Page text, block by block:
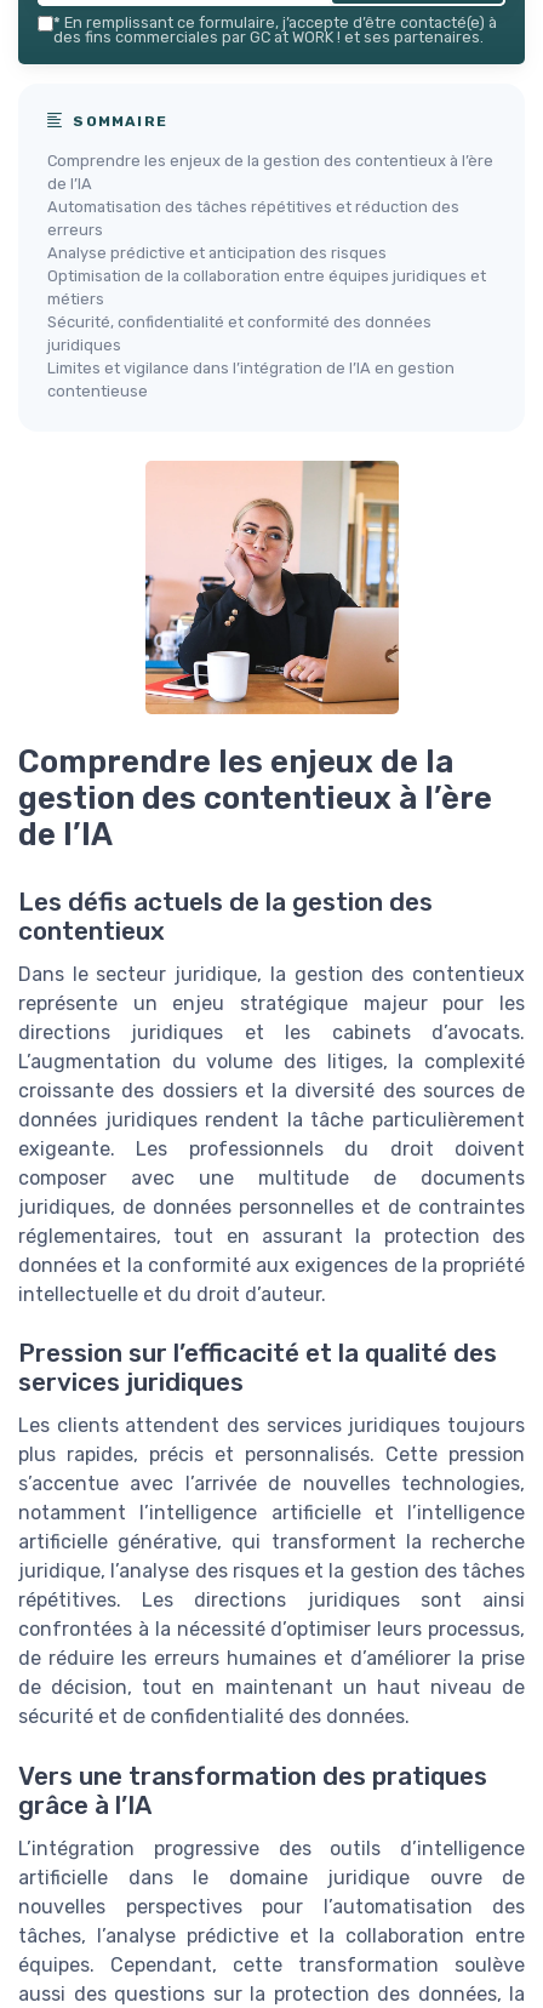
* En remplissant ce formulaire, j’accepte d’être contacté(e) à
des fins commerciales par GC at WORK ! et ses partenaires.
SOMMAIRE
Comprendre les enjeux de la gestion des contentieux à l’ère
de l’IA
Automatisation des tâches répétitives et réduction des
erreurs
Analyse prédictive et anticipation des risques
Optimisation de la collaboration entre équipes juridiques et
métiers
Sécurité, confidentialité et conformité des données
juridiques
Limites et vigilance dans l’intégration de l’IA en gestion
contentieuse
Comprendre les enjeux de la
gestion des contentieux à l’ère
de l’IA
Les défis actuels de la gestion des
contentieux
Dans le secteur juridique, la gestion des contentieux
représente un enjeu stratégique majeur pour les
directions juridiques et les cabinets d’avocats.
L’augmentation du volume des litiges, la complexité
croissante des dossiers et la diversité des sources de
données juridiques rendent la tâche particulièrement
exigeante. Les professionnels du droit doivent
composer avec une multitude de documents
juridiques, de données personnelles et de contraintes
réglementaires, tout en assurant la protection des
données et la conformité aux exigences de la propriété
intellectuelle et du droit d’auteur.
Pression sur l’efficacité et la qualité des
services juridiques
Les clients attendent des services juridiques toujours
plus rapides, précis et personnalisés. Cette pression
s’accentue avec l’arrivée de nouvelles technologies,
notamment l’intelligence artificielle et l’intelligence
artificielle générative, qui transforment la recherche
juridique, l’analyse des risques et la gestion des tâches
répétitives. Les directions juridiques sont ainsi
confrontées à la nécessité d’optimiser leurs processus,
de réduire les erreurs humaines et d’améliorer la prise
de décision, tout en maintenant un haut niveau de
sécurité et de confidentialité des données.
Vers une transformation des pratiques
grâce à l’IA
L’intégration progressive des outils d’intelligence
artificielle dans le domaine juridique ouvre de
nouvelles perspectives pour l’automatisation des
tâches, l’analyse prédictive et la collaboration entre
équipes. Cependant, cette transformation soulève
aussi des questions sur la protection des données, la